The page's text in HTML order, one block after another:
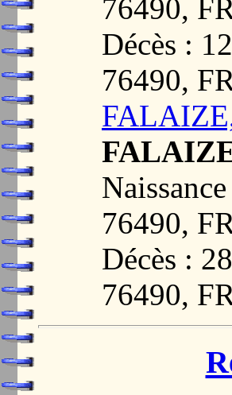
76490,
Décès :
76490,
76490,
Décès :
76490,